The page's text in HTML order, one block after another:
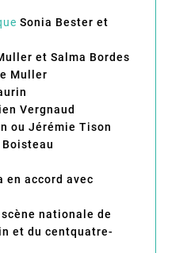
Sonia Bester et
et Salma Bordes
Muller
Vergnaud
ou Jérémie Tison
en accord avec
scène nationale de
et du centquatre-